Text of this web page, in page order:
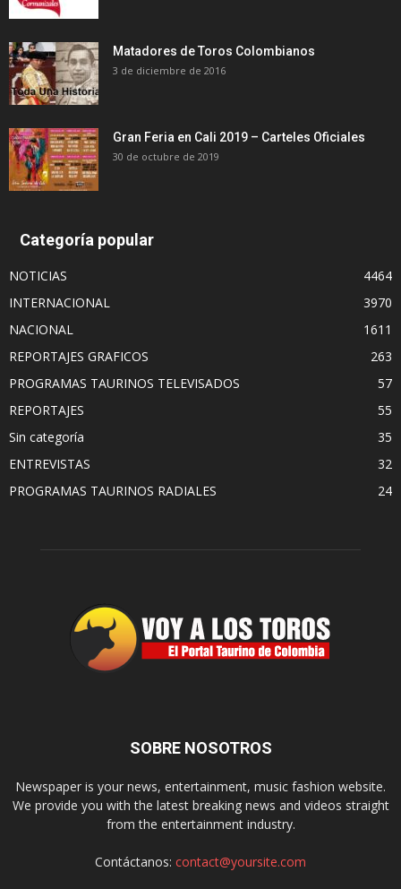
Matadores de Toros Colombianos
3 de diciembre de 2016
Gran Feria en Cali 2019 – Carteles Oficiales
30 de octubre de 2019
Categoría popular
NOTICIAS
4464
INTERNACIONAL
3970
NACIONAL
1611
REPORTAJES GRAFICOS
263
PROGRAMAS TAURINOS TELEVISADOS
57
REPORTAJES
55
Sin categoría
35
ENTREVISTAS
32
PROGRAMAS TAURINOS RADIALES
24
SOBRE NOSOTROS
Newspaper is your news, entertainment, music fashion website.
We provide you with the latest breaking news and videos straight
from the entertainment industry.
Contáctanos: contact@yoursite.com